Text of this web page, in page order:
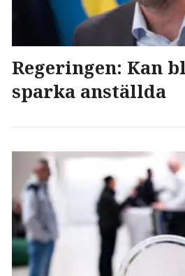
Regeringen: Kan
sparka anställda